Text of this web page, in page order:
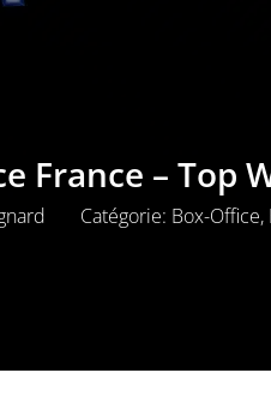
France – Top
Catégorie: Box-Office,